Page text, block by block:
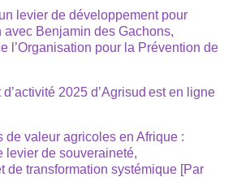
levier de développement pour
avec Benjamin des Gachons,
l’Organisation pour la Prévention de
2025 d’Agrisud est en ligne
de valeur agricoles en Afrique :
levier de souveraineté,
de transformation systémique [Par